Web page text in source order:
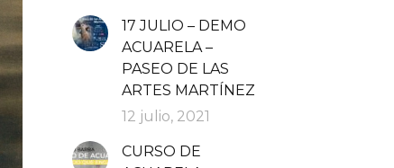
17 JULIO – DEMO
ACUARELA –
PASEO DE LAS
ARTES MARTÍNEZ
12 julio, 2021
CURSO DE